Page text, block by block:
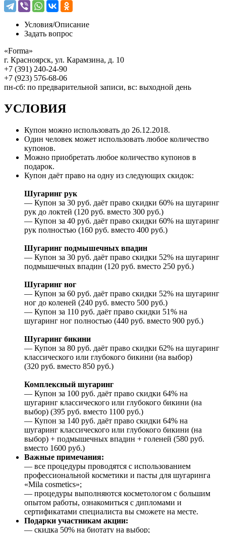
Условия/Описание
Задать вопрос
«Forma»
г. Красноярск, ул. Карамзина, д. 10
+7 (391) 240-24-90
+7 (923) 576-68-06
пн-сб: по предварительной записи, вс: выходной день
УСЛОВИЯ
Купон можно использовать до 26.12.2018.
Один человек может использовать любое количество
купонов.
Можно приобретать любое количество купонов в
подарок.
Купон даёт право на одну из следующих скидок:
Шугаринг рук
— Купон за 30 руб. даёт право скидки 60% на шугаринг
рук до локтей (120 руб. вместо 300 руб.)
— Купон за 40 руб. даёт право скидки 60% на шугаринг
рук полностью (160 руб. вместо 400 руб.)
Шугаринг подмышечных впадин
— Купон за 30 руб. даёт право скидки 52% на шугаринг
подмышечных впадин (120 руб. вместо 250 руб.)
Шугаринг ног
— Купон за 60 руб. даёт право скидки 52% на шугаринг
ног до коленей (240 руб. вместо 500 руб.)
— Купон за 110 руб. даёт право скидки 51% на
шугаринг ног полностью (440 руб. вместо 900 руб.)
Шугаринг бикини
— Купон за 80 руб. даёт право скидки 62% на шугаринг
классического или глубокого бикини (на выбор)
(320 руб. вместо 850 руб.)
Комплексный шугаринг
— Купон за 100 руб. даёт право скидки 64% на
шугаринг классического или глубокого бикини (на
выбор) (395 руб. вместо 1100 руб.)
— Купон за 140 руб. даёт право скидки 64% на
шугаринг классического или глубокого бикини (на
выбор) + подмышечных впадин + голеней (580 руб.
вместо 1600 руб.)
Важные примечания:
— все процедуры проводятся с использованием
профессиональной косметики и пасты для шугаринга
«Mila cosmetics»;
— процедуры выполняются косметологом с большим
опытом работы, ознакомиться с дипломами и
сертификатами специалиста вы сможете на месте.
Подарки участникам акции:
— скидка 50% на биотату на выбор;